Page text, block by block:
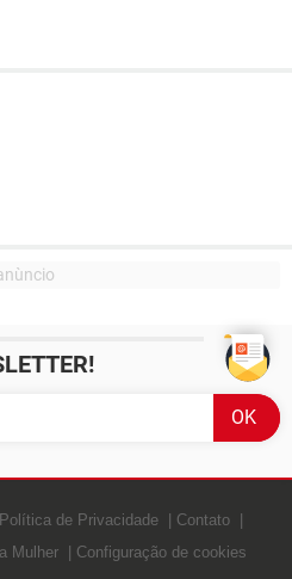
Política de Privacidade
Contato
Mulher Configuração de cookies